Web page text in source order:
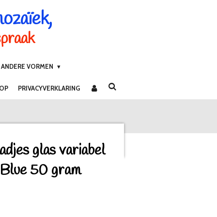
ANDERE VORMEN
PRIVACYVERKLARING
glas variabel
50 gram